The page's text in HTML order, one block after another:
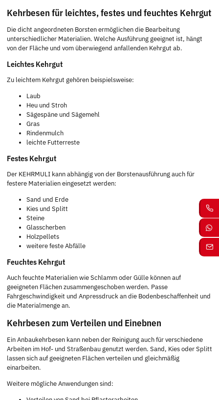
Kehrbesen für leichtes, festes und feuchtes Kehrgut
Die dicht angeordneten Borsten ermöglichen die Bearbeitung
unterschiedlicher Materialien. Welche Ausführung geeignet ist, hängt
von der Fläche und vom überwiegend anfallenden Kehrgut ab.
Leichtes Kehrgut
Zu leichtem Kehrgut gehören beispielsweise:
Laub
Heu und Stroh
Sägespäne und Sägemehl
Gras
Rindenmulch
leichte Futterreste
Festes Kehrgut
Der KEHRMULI kann abhängig von der Borstenausführung auch für
festere Materialien eingesetzt werden:
Sand und Erde
Kies und Splitt
Steine
Glasscherben
Holzpellets
weitere feste Abfälle
Feuchtes Kehrgut
Auch feuchte Materialien wie Schlamm oder Gülle können auf
geeigneten Flächen zusammengeschoben werden. Passe
Fahrgeschwindigkeit und Anpressdruck an die Bodenbeschaffenheit und
die Materialmenge an.
Kehrbesen zum Verteilen und Einebnen
Ein Anbaukehrbesen kann neben der Reinigung auch für verschiedene
Arbeiten im Hof- und Straßenbau genutzt werden. Sand, Kies oder Splitt
lassen sich auf geeigneten Flächen verteilen und gleichmäßig
einarbeiten.
Weitere mögliche Anwendungen sind: